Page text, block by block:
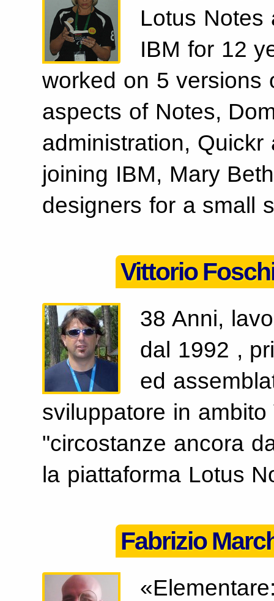
Lotus Notes
IBM for 12
worked on 5 versions
aspects of Notes,
administration,
joining IBM, Mary
designers for a small
Vittorio
38 Anni,
dal 1992 ,
ed
sviluppatore in
"circostanze ancora
la piattaforma Lotus
Fabrizio